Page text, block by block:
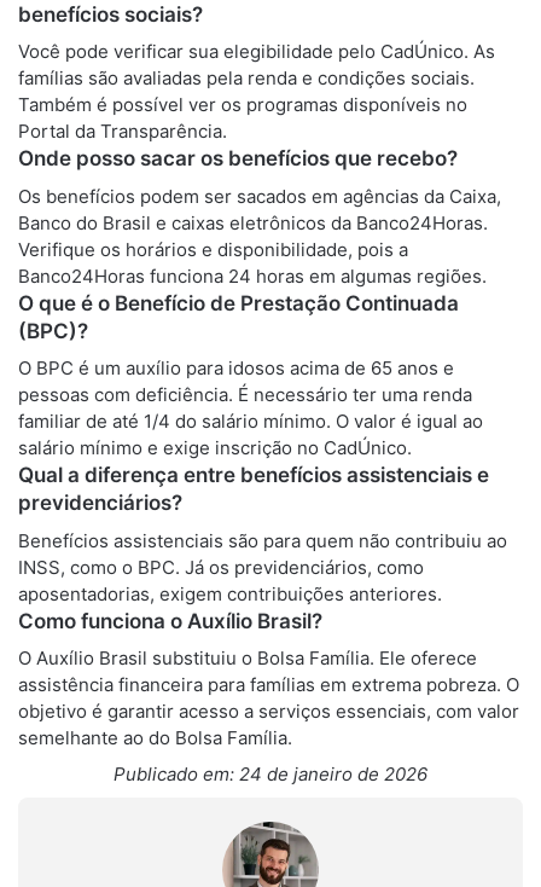
benefícios sociais?
Você pode verificar sua elegibilidade pelo CadÚnico. As
famílias são avaliadas pela renda e condições sociais.
Também é possível ver os programas disponíveis no
Portal da Transparência.
Onde posso sacar os benefícios que recebo?
Os benefícios podem ser sacados em agências da Caixa,
Banco do Brasil e caixas eletrônicos da Banco24Horas.
Verifique os horários e disponibilidade, pois a
Banco24Horas funciona 24 horas em algumas regiões.
O que é o Benefício de Prestação Continuada
(BPC)?
O BPC é um auxílio para idosos acima de 65 anos e
pessoas com deficiência. É necessário ter uma renda
familiar de até 1/4 do salário mínimo. O valor é igual ao
salário mínimo e exige inscrição no CadÚnico.
Qual a diferença entre benefícios assistenciais e
previdenciários?
Benefícios assistenciais são para quem não contribuiu ao
INSS, como o BPC. Já os previdenciários, como
aposentadorias, exigem contribuições anteriores.
Como funciona o Auxílio Brasil?
O Auxílio Brasil substituiu o Bolsa Família. Ele oferece
assistência financeira para famílias em extrema pobreza. O
objetivo é garantir acesso a serviços essenciais, com valor
semelhante ao do Bolsa Família.
Publicado em: 24 de janeiro de 2026